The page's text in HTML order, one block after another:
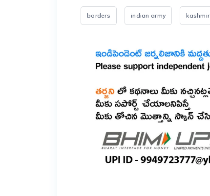
borders indian army kashmir